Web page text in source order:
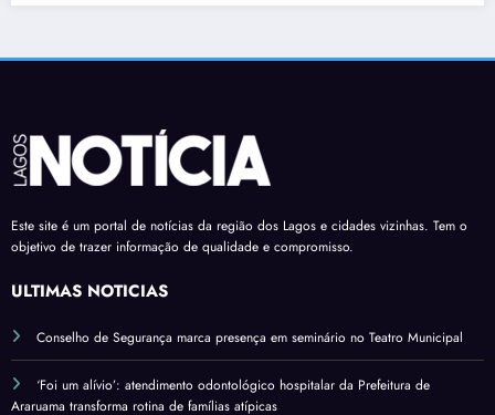
Este site é um portal de notícias da região dos Lagos e cidades vizinhas. Tem o
objetivo de trazer informação de qualidade e compromisso.
ÚLTIMAS NOTÍCIAS
Conselho de Segurança marca presença em seminário no Teatro Municipal
‘Foi um alívio’: atendimento odontológico hospitalar da Prefeitura de
Araruama transforma rotina de famílias atípicas